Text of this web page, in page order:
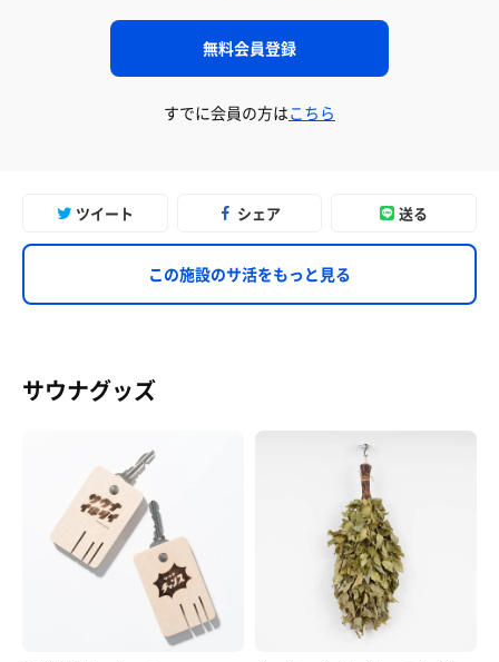
無料会員登録
すでに会員の方はこちら
ツイート シェア 送る
この施設のサ活をもっと見る
サウナグッズ